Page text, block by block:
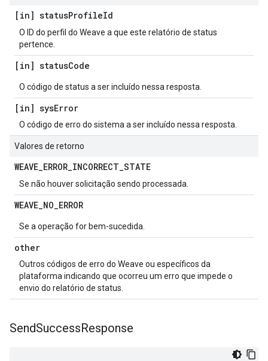
[in] statusProfileId
O ID do perfil do Weave a que este relatório de status
pertence.
[in] statusCode
O código de status a ser incluído nessa resposta.
[in] sysError
O código de erro do sistema a ser incluído nessa resposta.
Valores de retorno
WEAVE_ERROR_INCORRECT_STATE
Se não houver solicitação sendo processada.
WEAVE_NO_ERROR
Se a operação for bem-sucedida.
other
Outros códigos de erro do Weave ou específicos da
plataforma indicando que ocorreu um erro que impede o
envio do relatório de status.
SendSuccessResponse